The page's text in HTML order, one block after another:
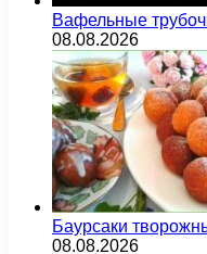
Вафельные
08.08.2026
Баурсаки
08.08.2026